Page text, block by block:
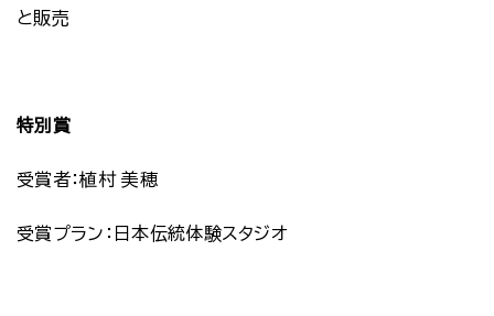
と販売
特別賞
受賞者：植村 美穂
受賞プラン：日本伝統体験スタジオ